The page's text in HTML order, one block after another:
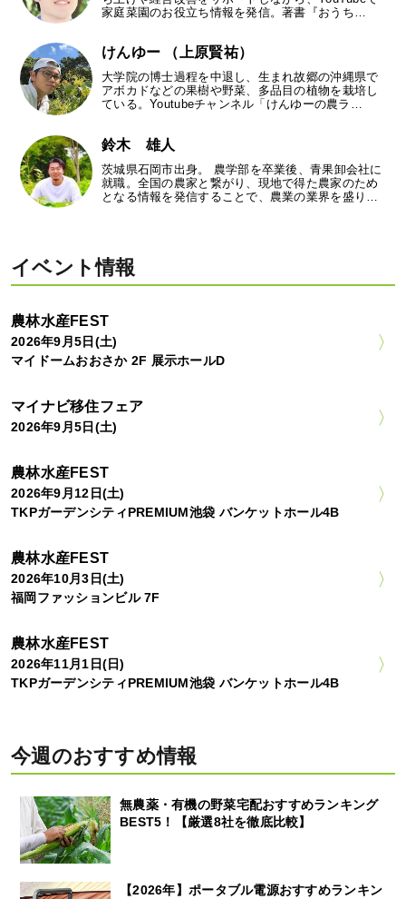
家庭菜園のお役立ち情報を発信。著書『おうち…
けんゆー （上原賢祐）
大学院の博士過程を中退し、生まれ故郷の沖縄県で
アボカドなどの果樹や野菜、多品目の植物を栽培し
ている。Youtubeチャンネル「けんゆーの農ラ…
鈴木 雄人
茨城県石岡市出身。 農学部を卒業後、青果卸会社に
就職。全国の農家と繋がり、現地で得た農家のため
となる情報を発信することで、農業の業界を盛り…
イベント情報
農林水産FEST
2026年9月5日(土)
マイドームおおさか 2F 展示ホールD
マイナビ移住フェア
2026年9月5日(土)
農林水産FEST
2026年9月12日(土)
TKPガーデンシティPREMIUM池袋 バンケットホール4B
農林水産FEST
2026年10月3日(土)
福岡ファッションビル 7F
農林水産FEST
2026年11月1日(日)
TKPガーデンシティPREMIUM池袋 バンケットホール4B
今週のおすすめ情報
無農薬・有機の野菜宅配おすすめランキング
BEST5！【厳選8社を徹底比較】
【2026年】ポータブル電源おすすめランキン